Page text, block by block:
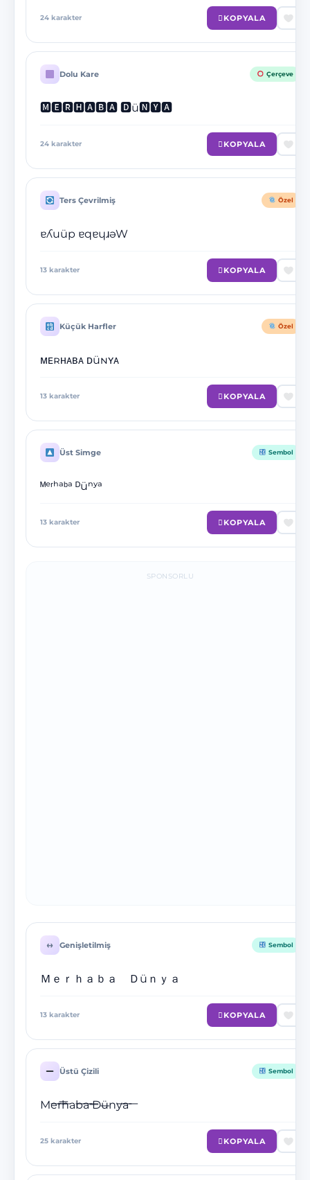
24 karakter KOPYALA
Dolu Kare Çerçeve
🅼🅴🆁🅷🅰🅱🅰 🅳ü🅽🆈🅰
24 karakter KOPYALA
Ters Çevrilmiş Özel
ɐʎuüp ɐqɐɥɹǝW
13 karakter KOPYALA
Küçük Harfler Özel
ᴍᴇʀʜᴀʙᴀ ᴅüɴʏᴀ
13 karakter KOPYALA
Üst Simge Sembol
ᴹᵉʳʰᵃᵇᵃ ᴰüⁿʸᵃ
13 karakter KOPYALA
SPONSORLU
↔️ Genişletilmiş Sembol
Ｍｅｒｈａｂａ Ｄüｎｙａ
13 karakter KOPYALA
Üstü Çizili Sembol
M̶e̶r̶h̶a̶b̶a̶ D̶ü̶n̶y̶a̶
25 karakter KOPYALA